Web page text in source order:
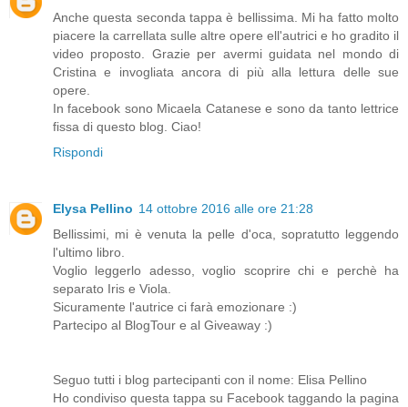
Anche questa seconda tappa è bellissima. Mi ha fatto molto
piacere la carrellata sulle altre opere ell'autrici e ho gradito il
video proposto. Grazie per avermi guidata nel mondo di
Cristina e invogliata ancora di più alla lettura delle sue
opere.
In facebook sono Micaela Catanese e sono da tanto lettrice
fissa di questo blog. Ciao!
Rispondi
Elysa Pellino 14 ottobre 2016 alle ore 21:28
Bellissimi, mi è venuta la pelle d'oca, sopratutto leggendo
l'ultimo libro.
Voglio leggerlo adesso, voglio scoprire chi e perchè ha
separato Iris e Viola.
Sicuramente l'autrice ci farà emozionare :)
Partecipo al BlogTour e al Giveaway :)
Seguo tutti i blog partecipanti con il nome: Elisa Pellino
Ho condiviso questa tappa su Facebook taggando la pagina